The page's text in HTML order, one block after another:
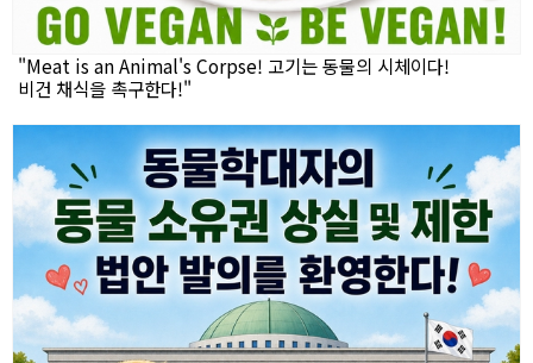
"Meat is an Animal's Corpse! 고기는 동물의 시체이다!
비건 채식을 촉구한다!"